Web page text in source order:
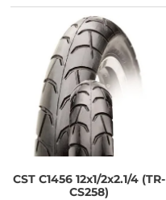
CST C1456 12x1/2x2.1/4 (TR-
CS258)